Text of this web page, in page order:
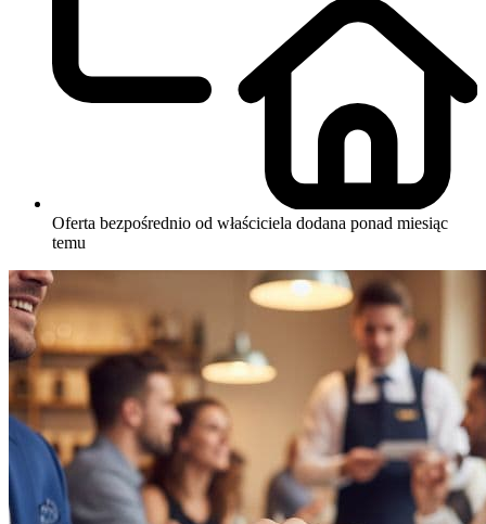
Oferta bezpośrednio od właściciela dodana ponad miesiąc
temu